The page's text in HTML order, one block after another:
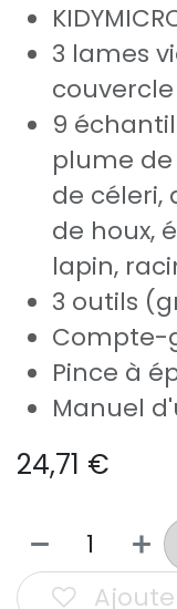
3 lames
couvercle
9
plume
de céleri,
de houx,
lapin,
3 outils
Compte-
Pince à
Manuel
24,71 €